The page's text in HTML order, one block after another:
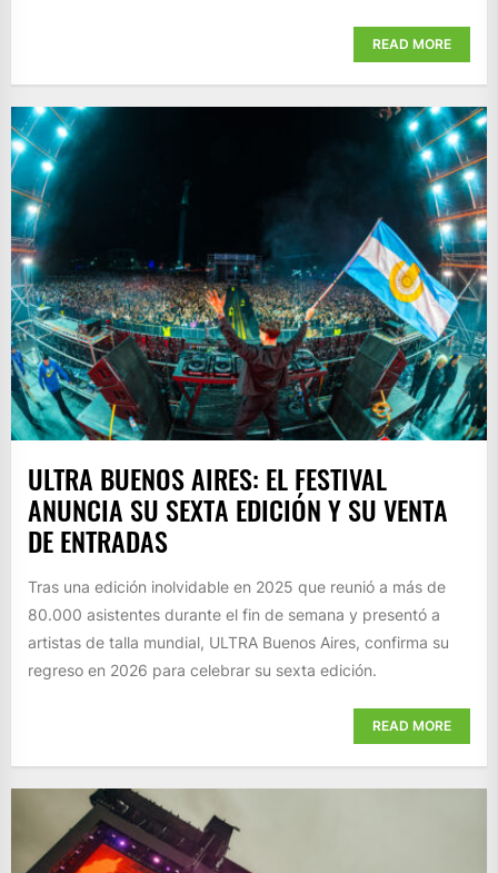
READ MORE
ULTRA BUENOS AIRES: EL FESTIVAL
ANUNCIA SU SEXTA EDICIÓN Y SU VENTA
DE ENTRADAS
Tras una edición inolvidable en 2025 que reunió a más de
80.000 asistentes durante el fin de semana y presentó a
artistas de talla mundial, ULTRA Buenos Aires, confirma su
regreso en 2026 para celebrar su sexta edición.
READ MORE